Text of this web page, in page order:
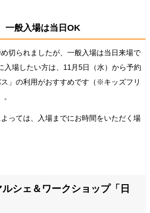
一般入場は当日OK
切られましたが、一般入場は当日来場で
入場したい方は、11月5日（水）から予約
」の利用がおすすめです（※キッズフリ
っては、入場までにお時間をいただく場
シェ＆ワークショップ「日